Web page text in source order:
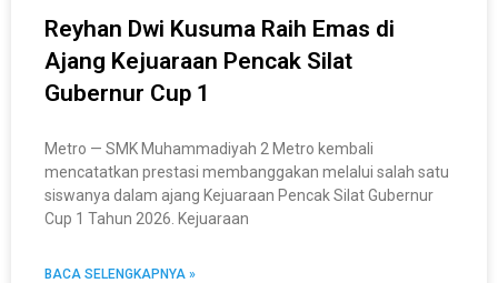
Reyhan Dwi Kusuma Raih Emas di
Ajang Kejuaraan Pencak Silat
Gubernur Cup 1
Metro — SMK Muhammadiyah 2 Metro kembali
mencatatkan prestasi membanggakan melalui salah satu
siswanya dalam ajang Kejuaraan Pencak Silat Gubernur
Cup 1 Tahun 2026. Kejuaraan
BACA SELENGKAPNYA »